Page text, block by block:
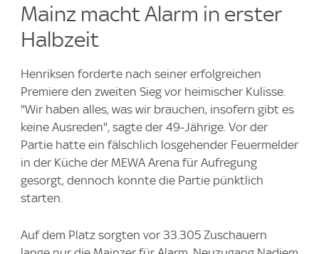
Mainz macht Alarm in erster
Halbzeit
Henriksen forderte nach seiner erfolgreichen
Premiere den zweiten Sieg vor heimischer Kulisse.
"Wir haben alles, was wir brauchen, insofern gibt es
keine Ausreden", sagte der 49-Jährige. Vor der
Partie hatte ein fälschlich losgehender Feuermelder
in der Küche der MEWA Arena für Aufregung
gesorgt, dennoch konnte die Partie pünktlich
starten.
Auf dem Platz sorgten vor 33.305 Zuschauern